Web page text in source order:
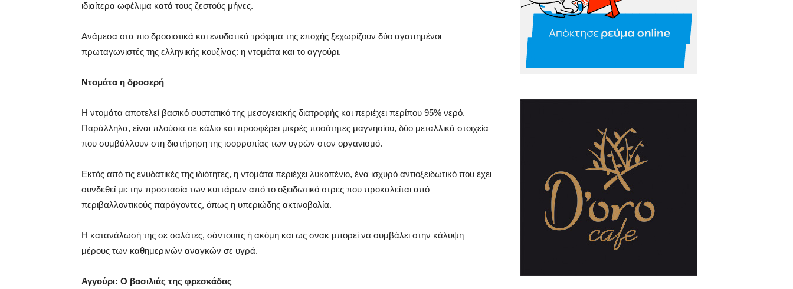
ιδιαίτερα ωφέλιμα κατά τους ζεστούς μήνες.
Ανάμεσα στα πιο δροσιστικά και ενυδατικά τρόφιμα της εποχής ξεχωρίζουν δύο αγαπημένοι
πρωταγωνιστές της ελληνικής κουζίνας: η ντομάτα και το αγγούρι.
Ντομάτα η δροσερή
Η ντομάτα αποτελεί βασικό συστατικό της μεσογειακής διατροφής και περιέχει περίπου 95% νερό.
Παράλληλα, είναι πλούσια σε κάλιο και προσφέρει μικρές ποσότητες μαγνησίου, δύο μεταλλικά στοιχεία
που συμβάλλουν στη διατήρηση της ισορροπίας των υγρών στον οργανισμό.
Εκτός από τις ενυδατικές της ιδιότητες, η ντομάτα περιέχει λυκοπένιο, ένα ισχυρό αντιοξειδωτικό που έχει
συνδεθεί με την προστασία των κυττάρων από το οξειδωτικό στρες που προκαλείται από
περιβαλλοντικούς παράγοντες, όπως η υπεριώδης ακτινοβολία.
Η κατανάλωσή της σε σαλάτες, σάντουιτς ή ακόμη και ως σνακ μπορεί να συμβάλει στην κάλυψη
μέρους των καθημερινών αναγκών σε υγρά.
Αγγούρι: Ο βασιλιάς της φρεσκάδας